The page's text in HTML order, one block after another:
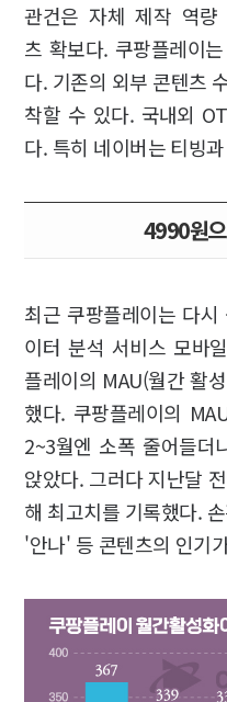
관건은 자체 제작 역
츠 확보다. 쿠팡플레이
다. 기존의 외부 콘텐츠
착할 수 있다. 국내외
다. 특히 네이버는 티빙
4990원
최근 쿠팡플레이는 다
이터 분석 서비스 모바
플레이의 MAU(월간 활
했다. 쿠팡플레이의
2~3월엔 소폭 줄어들더
앉았다. 그러다 지난달
해 최고치를 기록했다.
'안나' 등 콘텐츠의 인기